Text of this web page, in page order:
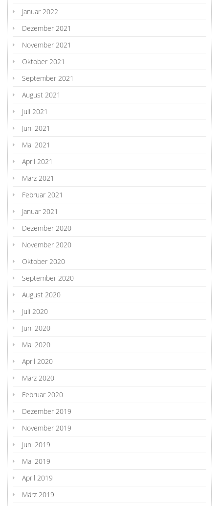
Januar 2022
Dezember 2021
November 2021
Oktober 2021
September 2021
August 2021
Juli 2021
Juni 2021
Mai 2021
April 2021
März 2021
Februar 2021
Januar 2021
Dezember 2020
November 2020
Oktober 2020
September 2020
August 2020
Juli 2020
Juni 2020
Mai 2020
April 2020
März 2020
Februar 2020
Dezember 2019
November 2019
Juni 2019
Mai 2019
April 2019
März 2019